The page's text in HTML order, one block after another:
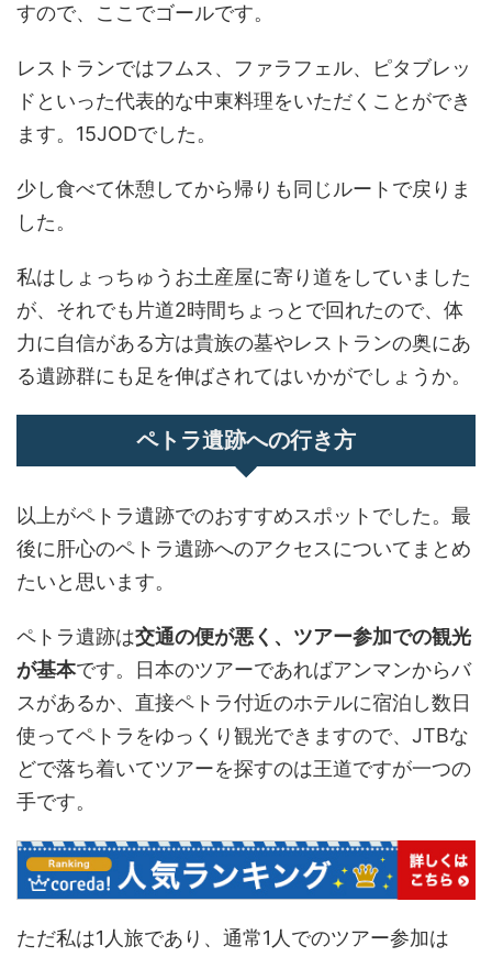
すので、ここでゴールです。
レストランではフムス、ファラフェル、ピタブレッ
ドといった代表的な中東料理をいただくことができ
ます。15JODでした。
少し食べて休憩してから帰りも同じルートで戻りま
した。
私はしょっちゅうお土産屋に寄り道をしていました
が、それでも片道2時間ちょっとで回れたので、体
力に自信がある方は貴族の墓やレストランの奥にあ
る遺跡群にも足を伸ばされてはいかがでしょうか。
ペトラ遺跡への行き方
以上がペトラ遺跡でのおすすめスポットでした。最
後に肝心のペトラ遺跡へのアクセスについてまとめ
たいと思います。
ペトラ遺跡は交通の便が悪く、ツアー参加での観光
が基本です。日本のツアーであればアンマンからバ
スがあるか、直接ペトラ付近のホテルに宿泊し数日
使ってペトラをゆっくり観光できますので、JTBな
どで落ち着いてツアーを探すのは王道ですが一つの
手です。
ただ私は1人旅であり、通常1人でのツアー参加は